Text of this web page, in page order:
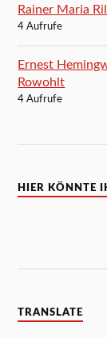
Rainer Maria
4 Aufrufe
Ernest
Rowohlt
4 Aufrufe
HIER KÖNNTE
TRANSLATE